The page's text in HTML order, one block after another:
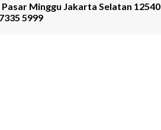
Minggu Jakarta Selatan 12540
5999